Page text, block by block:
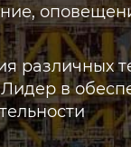
различных
в